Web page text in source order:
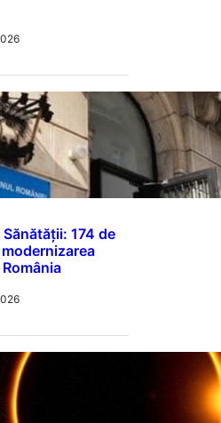
174 de